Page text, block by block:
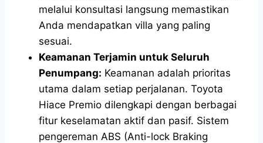
melalui konsultasi langsung memastikan
Anda mendapatkan villa yang paling
sesuai.
Keamanan Terjamin untuk Seluruh
Penumpang: Keamanan adalah prioritas
utama dalam setiap perjalanan. Toyota
Hiace Premio dilengkapi dengan berbagai
fitur keselamatan aktif dan pasif. Sistem
pengereman ABS (Anti-lock Braking